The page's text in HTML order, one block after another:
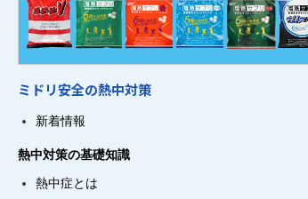
ミドリ安全の熱中対策
新着情報
熱中対策の基礎知識
熱中症とは